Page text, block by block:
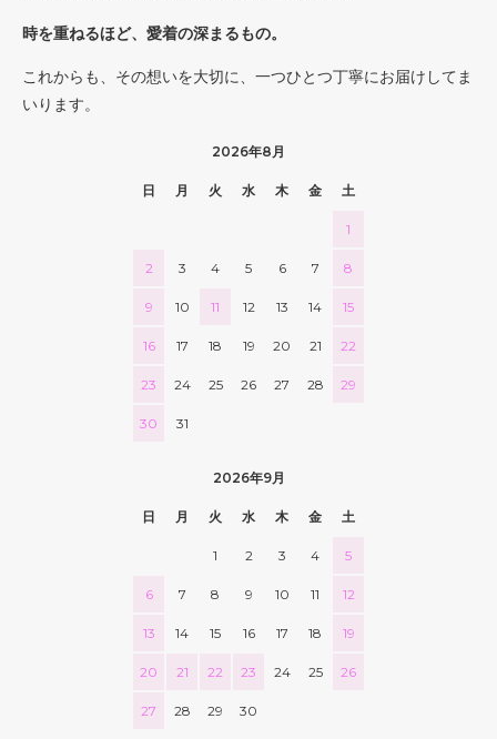
時を重ねるほど、愛着の深まるもの。
これからも、その想いを大切に、一つひとつ丁寧にお届けしてま
いります。
2026年8月
日 月 火 水 木 金 土
1
2 3 4 5 6 7 8
9 10 11 12 13 14 15
16 17 18 19 20 21 22
23 24 25 26 27 28 29
30 31
2026年9月
日 月 火 水 木 金 土
1 2 3 4 5
6 7 8 9 10 11 12
13 14 15 16 17 18 19
20 21 22 23 24 25 26
27 28 29 30